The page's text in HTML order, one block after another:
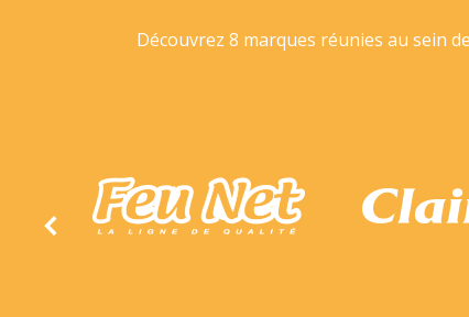
Découvrez 8 marques réunies au sein